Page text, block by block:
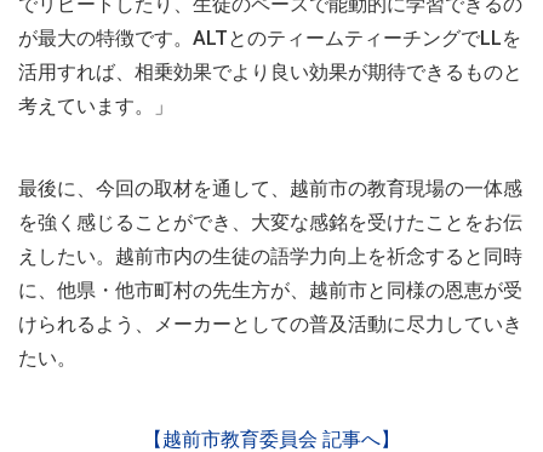
が最大の特徴です。ALTとのティームティーチングでLLを
活用すれば、相乗効果でより良い効果が期待できるものと
考えています。」
最後に、今回の取材を通して、越前市の教育現場の一体感
を強く感じることができ、大変な感銘を受けたことをお伝
えしたい。越前市内の生徒の語学力向上を祈念すると同時
に、他県・他市町村の先生方が、越前市と同様の恩恵が受
けられるよう、メーカーとしての普及活動に尽力していき
たい。
【越前市教育委員会 記事へ】